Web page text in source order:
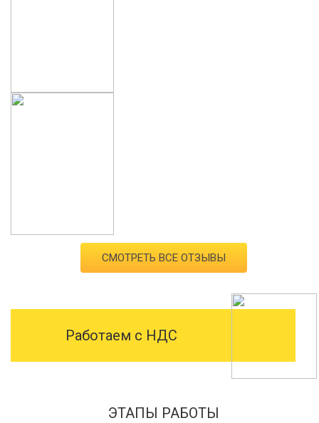
СМОТРЕТЬ ВСЕ ОТЗЫВЫ
Работаем с НДС
ЭТАПЫ РАБОТЫ